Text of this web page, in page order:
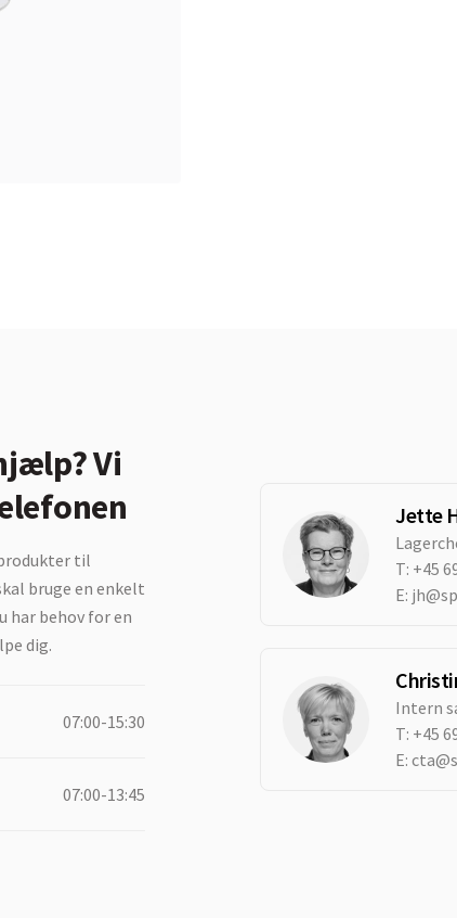
Vi
til
bruge en enkelt
har behov for en
dig.
07:00-15:30
07:00-13:45
Jette
T: +45
E:
Intern
T: +45
E: